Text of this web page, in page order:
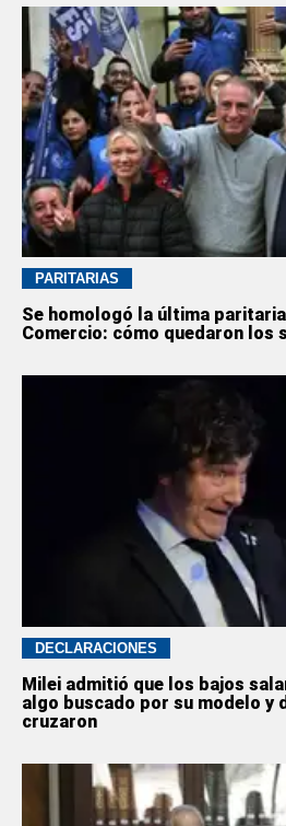
PARITARIAS
Se homologó la última
Comercio: cómo quedaron los
DECLARACIONES
Milei admitió que los bajos
algo buscado por su modelo y
cruzaron